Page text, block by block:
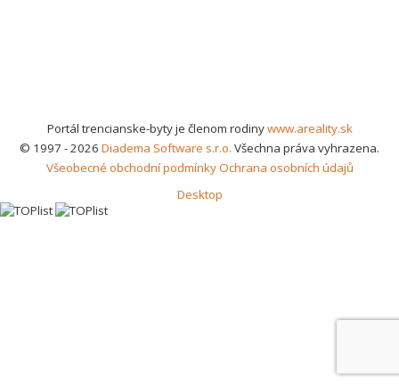
Portál trencianske-byty je členom rodinywww.areality.sk
© 1997 - 2026 Diadema Software s.r.o. Všechna práva vyhrazena.
Všeobecné obchodní podmínkyOchrana osobních údajů
Desktop